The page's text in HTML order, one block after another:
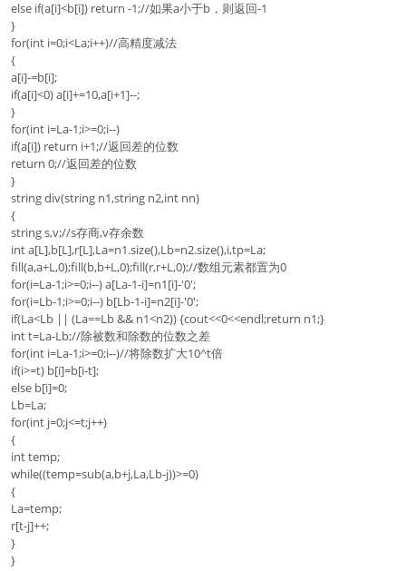
else if(a[i]<b[i]) return -1;//如果a小于b，则返回-1
}
for(int i=0;i<La;i++)//高精度减法
{
a[i]-=b[i];
if(a[i]<0) a[i]+=10,a[i+1]--;
}
for(int i=La-1;i>=0;i--)
if(a[i]) return i+1;//返回差的位数
return 0;//返回差的位数
}
string div(string n1,string n2,int nn)
{
string s,v;//s存商,v存余数
int a[L],b[L],r[L],La=n1.size(),Lb=n2.size(),i,tp=La;
fill(a,a+L,0);fill(b,b+L,0);fill(r,r+L,0);//数组元素都置为0
for(i=La-1;i>=0;i--) a[La-1-i]=n1[i]-'0';
for(i=Lb-1;i>=0;i--) b[Lb-1-i]=n2[i]-'0';
if(La<Lb || (La==Lb && n1<n2)) {cout<<0<<endl;return n1;}
int t=La-Lb;//除被数和除数的位数之差
for(int i=La-1;i>=0;i--)//将除数扩大10^t倍
if(i>=t) b[i]=b[i-t];
else b[i]=0;
Lb=La;
for(int j=0;j<=t;j++)
{
int temp;
while((temp=sub(a,b+j,La,Lb-j))>=0)
{
La=temp;
r[t-j]++;
}
}